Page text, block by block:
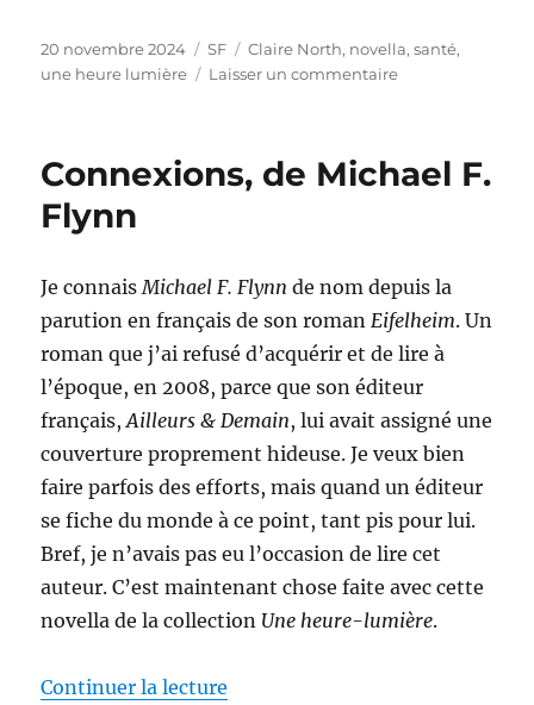
Publié
le
20 novembre 2024 Catégories
SF Étiquettes
Claire North, novella,santé,
une heure lumière
Laisser un commentairesur
Claire
Connexions, de Michael F.
Flynn
Je connaisMichael F. Flynn de nom depuis la
parution en français de son romanEifelheim. Un
roman que j’ai refusé d’acquérir et de lire à
l’époque, en 2008, parce que son éditeur
français,Ailleurs & Demain, lui avait assigné une
couverture proprement hideuse. Je veux bien
faire parfois des efforts, mais quand un éditeur
se fiche du monde à ce point, tant pis pour lui.
Bref, je n’avais pas eu l’occasion de lire cet
auteur. C’est maintenant chose faite avec cette
novella de la collection Une heure-lumière.
Continuer la lecture